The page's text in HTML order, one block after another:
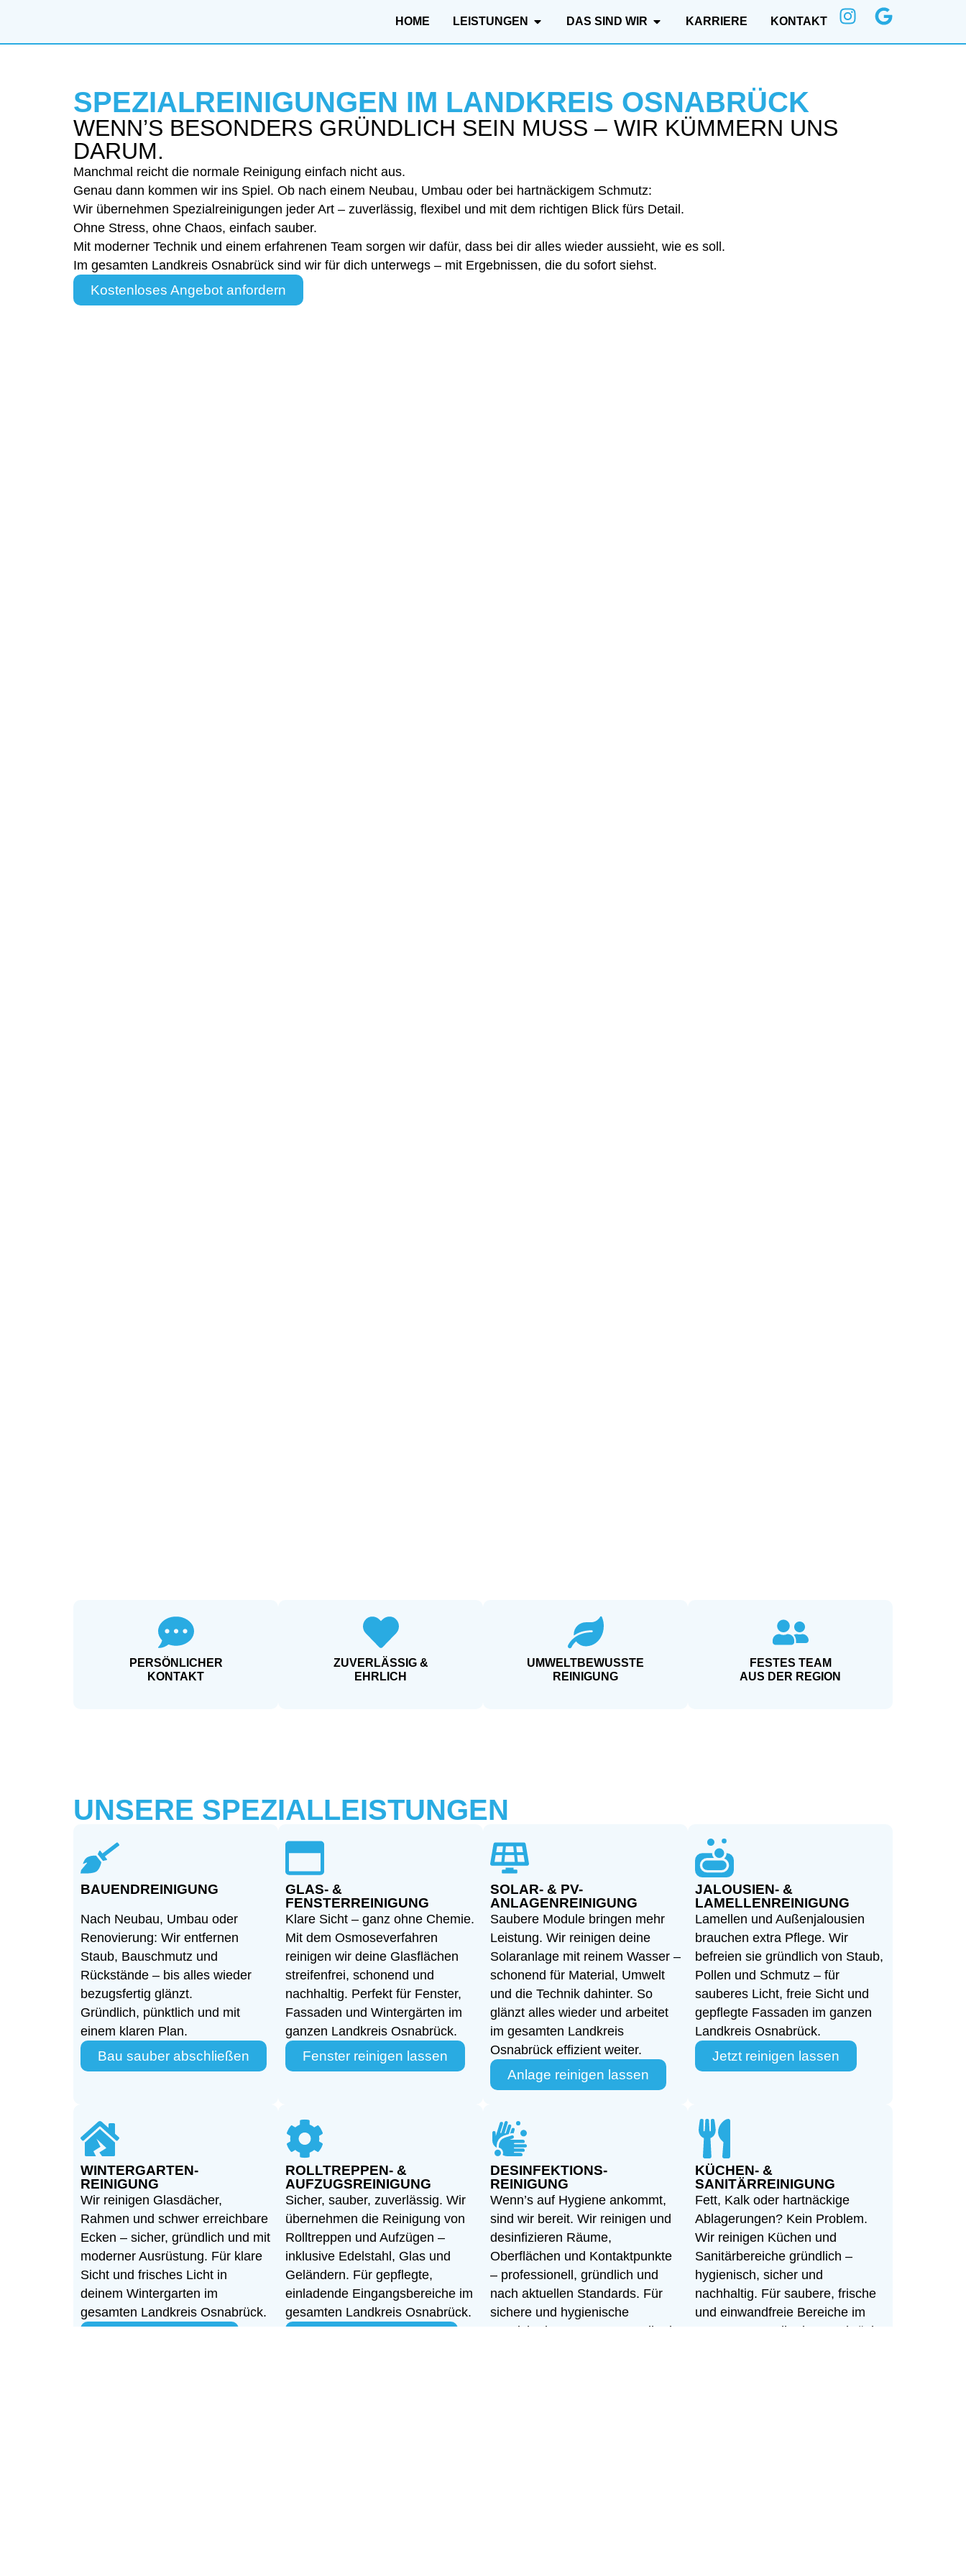
HOME LEISTUNGEN DAS SIND WIR KARRIERE KONTAKT
SPEZIALREINIGUNGEN IM LANDKREIS OSNABRÜCK
WENN’S BESONDERS GRÜNDLICH SEIN MUSS – WIR KÜMMERN UNS
DARUM.
Manchmal reicht die normale Reinigung einfach nicht aus.
Genau dann kommen wir ins Spiel. Ob nach einem Neubau, Umbau oder bei hartnäckigem Schmutz:
Wir übernehmen Spezialreinigungen jeder Art – zuverlässig, flexibel und mit dem richtigen Blick fürs Detail.
Ohne Stress, ohne Chaos, einfach sauber.
Mit moderner Technik und einem erfahrenen Team sorgen wir dafür, dass bei dir alles wieder aussieht, wie es soll.
Im gesamten Landkreis Osnabrück sind wir für dich unterwegs – mit Ergebnissen, die du sofort siehst.
Kostenloses Angebot anfordern
PERSÖNLICHER
KONTAKT
ZUVERLÄSSIG &
EHRLICH
UMWELTBEWUSSTE
REINIGUNG
FESTES TEAM
AUS DER REGION
UNSERE SPEZIALLEISTUNGEN
BAUENDREINIGUNG
Nach Neubau, Umbau oder
Renovierung: Wir entfernen
Staub, Bauschmutz und
Rückstände – bis alles wieder
bezugsfertig glänzt.
Gründlich, pünktlich und mit
einem klaren Plan.
Bau sauber abschließen
GLAS- &
FENSTERREINIGUNG
Klare Sicht – ganz ohne Chemie.
Mit dem Osmoseverfahren
reinigen wir deine Glasflächen
streifenfrei, schonend und
nachhaltig. Perfekt für Fenster,
Fassaden und Wintergärten im
ganzen Landkreis Osnabrück.
Fenster reinigen lassen
SOLAR- & PV-
ANLAGENREINIGUNG
Saubere Module bringen mehr
Leistung. Wir reinigen deine
Solaranlage mit reinem Wasser –
schonend für Material, Umwelt
und die Technik dahinter. So
glänzt alles wieder und arbeitet
im gesamten Landkreis
Osnabrück effizient weiter.
Anlage reinigen lassen
JALOUSIEN- &
LAMELLENREINIGUNG
Lamellen und Außenjalousien
brauchen extra Pflege. Wir
befreien sie gründlich von Staub,
Pollen und Schmutz – für
sauberes Licht, freie Sicht und
gepflegte Fassaden im ganzen
Landkreis Osnabrück.
Jetzt reinigen lassen
WINTERGARTEN-
REINIGUNG
Wir reinigen Glasdächer,
Rahmen und schwer erreichbare
Ecken – sicher, gründlich und mit
moderner Ausrüstung. Für klare
Sicht und frisches Licht in
deinem Wintergarten im
gesamten Landkreis Osnabrück.
ROLLTREPPEN- &
AUFZUGSREINIGUNG
Sicher, sauber, zuverlässig. Wir
übernehmen die Reinigung von
Rolltreppen und Aufzügen –
inklusive Edelstahl, Glas und
Geländern. Für gepflegte,
einladende Eingangsbereiche im
gesamten Landkreis Osnabrück.
DESINFEKTIONS-
REINIGUNG
Wenn’s auf Hygiene ankommt,
sind wir bereit. Wir reinigen und
desinfizieren Räume,
Oberflächen und Kontaktpunkte
– professionell, gründlich und
nach aktuellen Standards. Für
sichere und hygienische
Bereiche im gesamten Landkreis
KÜCHEN- &
SANITÄRREINIGUNG
Fett, Kalk oder hartnäckige
Ablagerungen? Kein Problem.
Wir reinigen Küchen und
Sanitärbereiche gründlich –
hygienisch, sicher und
nachhaltig. Für saubere, frische
und einwandfreie Bereiche im
gesamten Landkreis Osnabrück.